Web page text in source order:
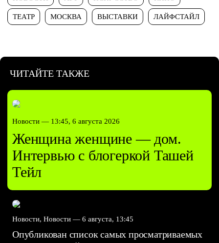
ТЕАТР МОСКВА ВЫСТАВКИ ЛАЙФСТАЙЛ
ЧИТАЙТЕ ТАКЖЕ
Новости — 13:45, 6 августа 2026
Женщина женщине — дом.
Интервью с блогеркой Ташей
Тейл
Новости, Новости — 6 августа, 13:45
Опубликован список самых просматриваемых